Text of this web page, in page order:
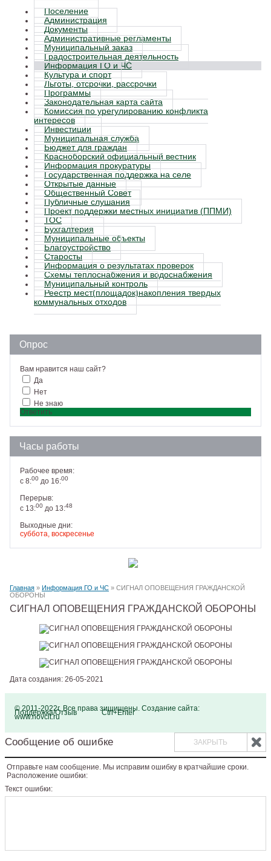
Поселение
Администрация
Документы
Административные регламенты
Муниципальный заказ
Градостроительная деятельность
Информация ГО и ЧС
Культура и спорт
Льготы, отсрочки, рассрочки
Программы
Законодательная карта сайта
Комиссия по урегулированию конфликта
интересов
Инвестиции
Муниципальная служба
Бюджет для граждан
Красноборский официальный вестник
Информация прокуратуры
Государственная поддержка на селе
Открытые данные
Общественный Совет
Публичные слушания
Проект поддержки местных инициатив (ППМИ)
ТОС
Бухгалтерия
Муниципальные объекты
Благоустройство
Старосты
Информация о результатах проверок
Схемы теплоснабжения и водоснабжения
Муниципальный контроль
Реестр мест(площадок)накопления твердых
коммунальных отходов
Опрос
Вам нравится наш сайт?
Да
Нет
Не знаю
Ответить
Часы работы
Рабочее время:
с 8:00 до 16:00
Перерыв:
с 13:00 до 13:48
Выходные дни:
суббота, воскресенье
Главная » Информация ГО и ЧС » СИГНАЛ ОПОВЕЩЕНИЯ ГРАЖДАНСКОЙ
ОБОРОНЫ
СИГНАЛ ОПОВЕЩЕНИЯ ГРАЖДАНСКОЙ ОБОРОНЫ
Дата создания: 26-05-2021
Поддержка/Отзыв Ctrl+Enter
© 2011-2022г. Все права зищищены. Создание сайта:
www.novcit.ru
Сообщение об ошибке ЗАКРЫТЬ
Отправьте нам сообщение. Мы исправим ошибку в кратчайшие сроки.
Расположение ошибки:
Текст ошибки: